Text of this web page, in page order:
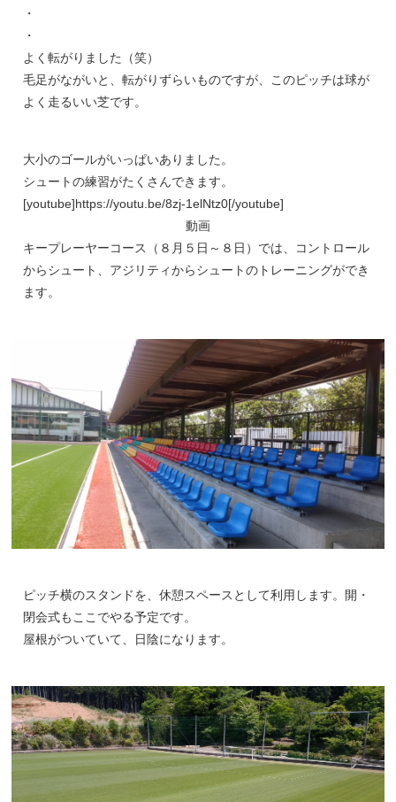
・
・
よく転がりました（笑）
毛足がながいと、転がりずらいものですが、このピッチは球が
よく走るいい芝です。
大小のゴールがいっぱいありました。
シュートの練習がたくさんできます。
[youtube]https://youtu.be/8zj-1elNtz0[/youtube]
動画
キープレーヤーコース（８月５日～８日）では、コントロール
からシュート、アジリティからシュートのトレーニングができ
ます。
ピッチ横のスタンドを、休憩スペースとして利用します。開・
閉会式もここでやる予定です。
屋根がついていて、日陰になります。